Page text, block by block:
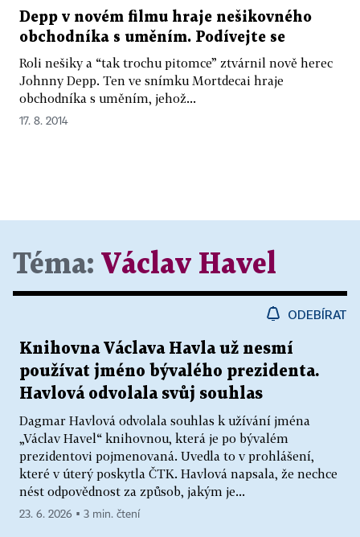
Depp v novém filmu hraje nešikovného
obchodníka s uměním. Podívejte se
Roli nešiky a “tak trochu pitomce” ztvárnil nově herec
Johnny Depp. Ten ve snímku Mortdecai hraje
obchodníka s uměním, jehož...
17. 8. 2014
Téma: Václav Havel
ODEBÍRAT
Knihovna Václava Havla už nesmí
používat jméno bývalého prezidenta.
Havlová odvolala svůj souhlas
Dagmar Havlová odvolala souhlas k užívání jména
„Václav Havel“ knihovnou, která je po bývalém
prezidentovi pojmenovaná. Uvedla to v prohlášení,
které v úterý poskytla ČTK. Havlová napsala, že nechce
nést odpovědnost za způsob, jakým je...
23. 6. 2026 ▪ 3 min. čtení